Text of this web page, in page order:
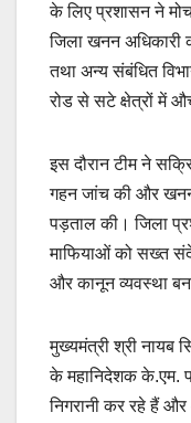
के लिए प्रशासन ने
जिला खनन अधिकारी
तथा अन्य संबंधित
रोड से सटे क्षेत्रों में
इस दौरान टीम ने
गहन जांच की और खनन
पड़ताल की। जिला
माफियाओं को सख्त
और कानून व्यवस्था
मुख्यमंत्री श्री नायब
के महानिदेशक के.एम.
निगरानी कर रहे हैं